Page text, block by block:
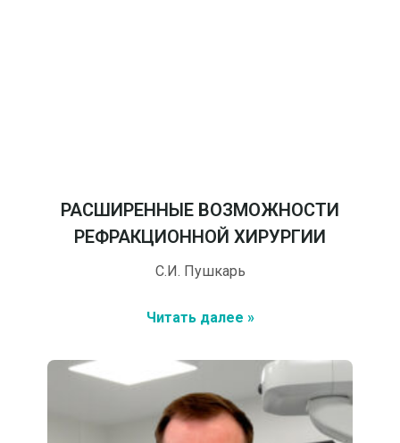
РАСШИРЕННЫЕ ВОЗМОЖНОСТИ
РЕФРАКЦИОННОЙ ХИРУРГИИ
С.И. Пушкарь
Читать далее »